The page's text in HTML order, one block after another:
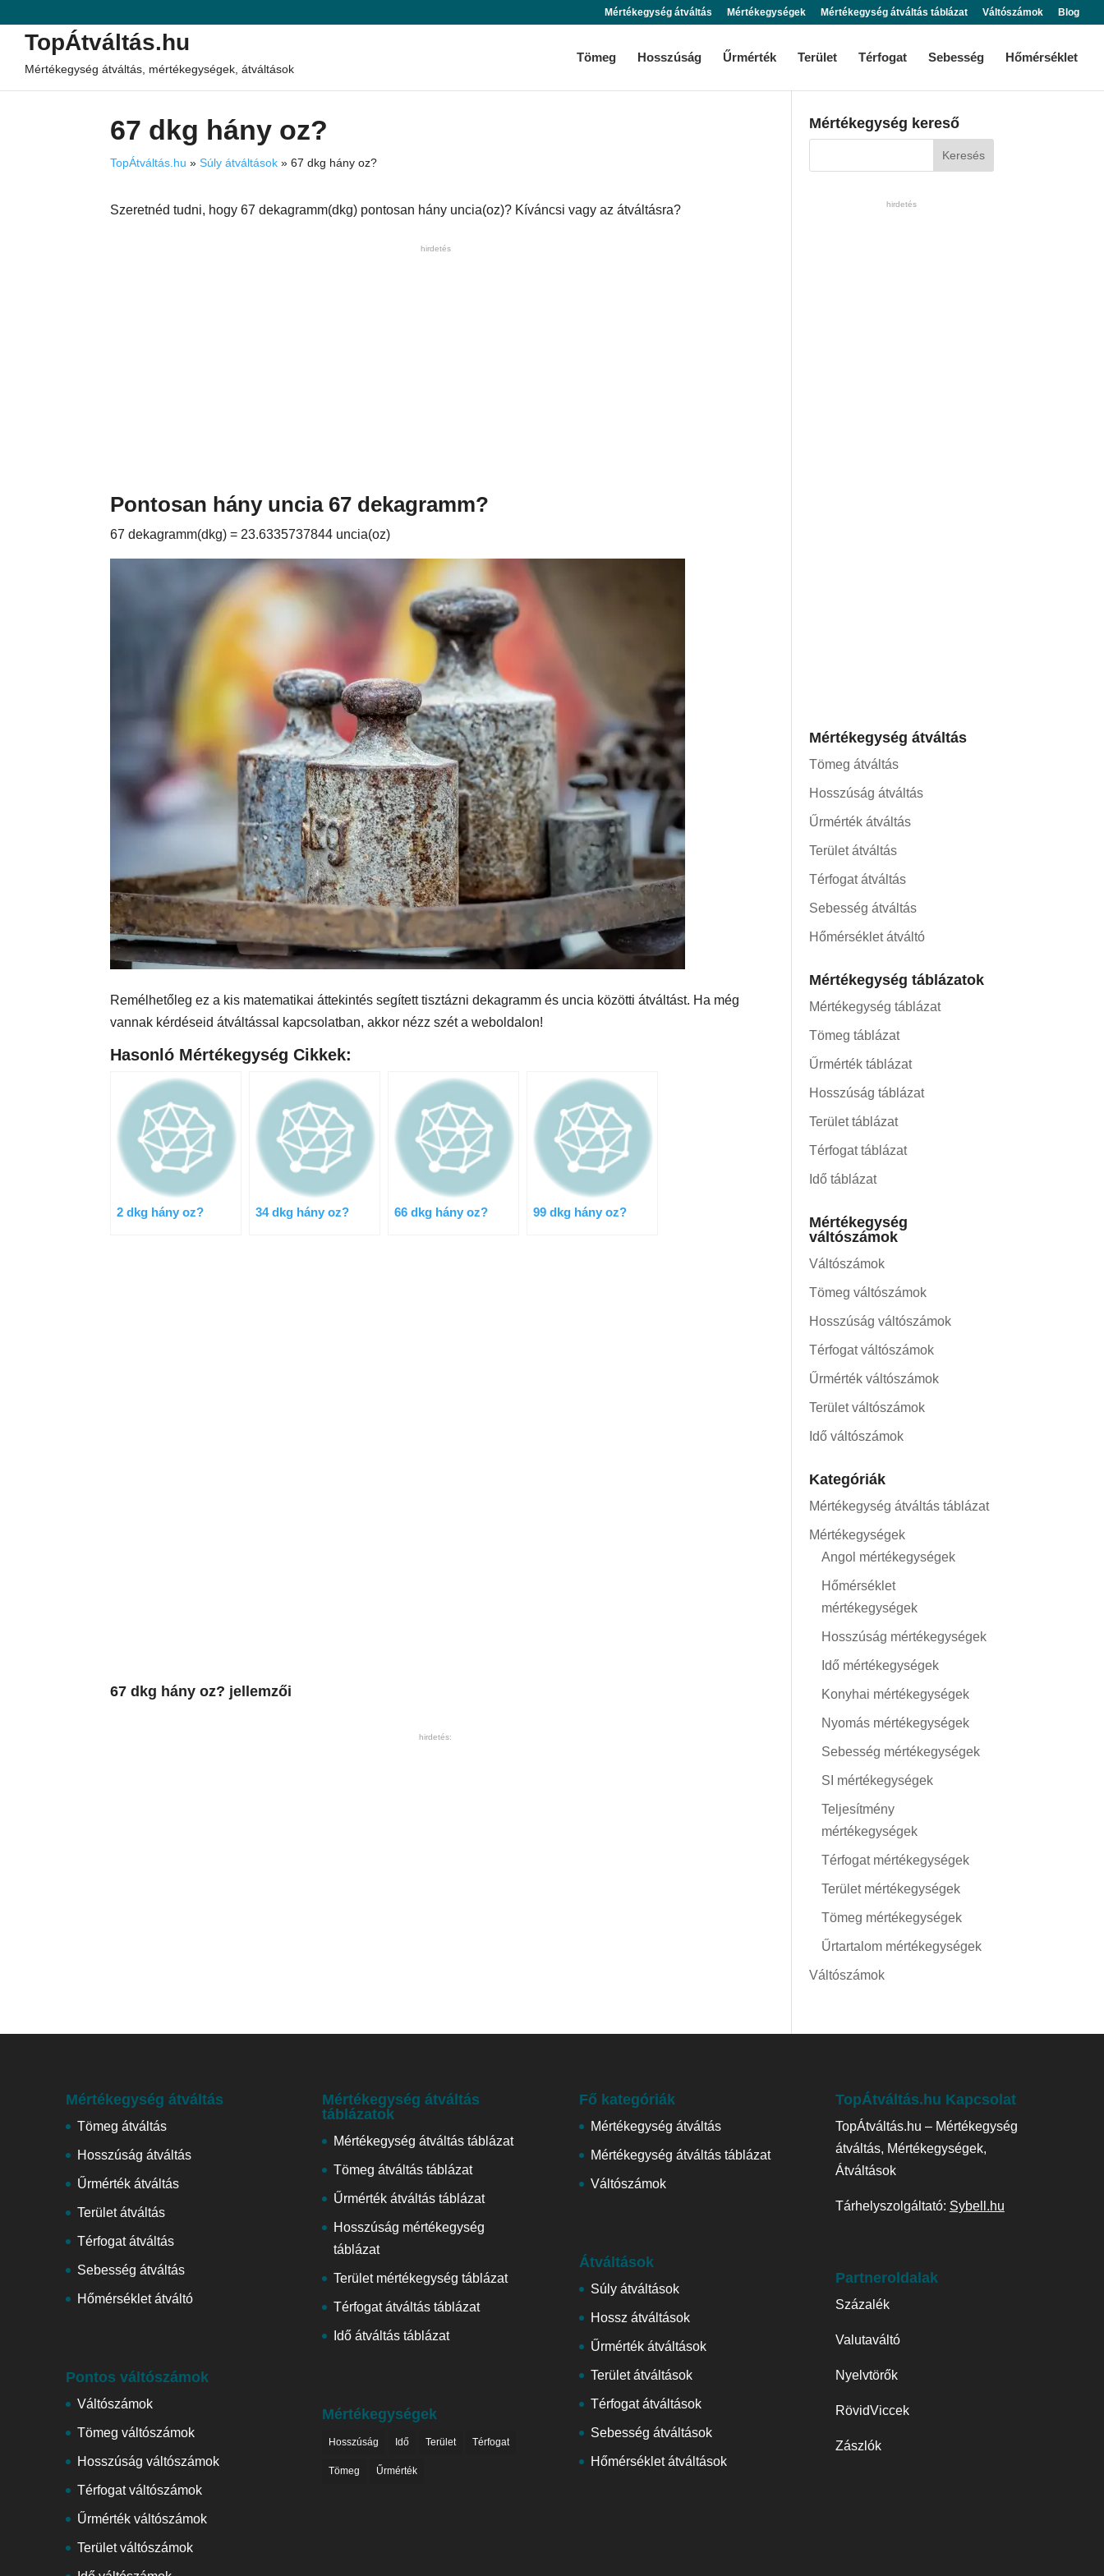
Mértékegység átváltás Mértékegységek Mértékegység átváltás táblázat Váltószámok Blog
TopÁtváltás.hu
Mértékegység átváltás, mértékegységek, átváltások
Tömeg Hosszúság Űrmérték Terület Térfogat Sebesség Hőmérséklet
67 dkg hány oz?
TopÁtváltás.hu »Súly átváltások »67 dkg hány oz?
Szeretnéd tudni, hogy 67 dekagramm(dkg) pontosan hány uncia(oz)? Kíváncsi vagy az átváltásra?
hirdetés
Pontosan hány uncia 67 dekagramm?
67 dekagramm(dkg) = 23.6335737844 uncia(oz)
Remélhetőleg ez a kis matematikai áttekintés segített tisztázni dekagramm és uncia közötti átváltást. Ha még
vannak kérdéseid átváltással kapcsolatban, akkor nézz szét a weboldalon!
Hasonló Mértékegység Cikkek:
2 dkg hány oz? 34 dkg hány oz? 66 dkg hány oz? 99 dkg hány oz?
67 dkg hány oz? jellemzői
hirdetés:
Mértékegység kereső
hirdetés
Mértékegység átváltás
Tömeg átváltás
Hosszúság átváltás
Űrmérték átváltás
Terület átváltás
Térfogat átváltás
Sebesség átváltás
Hőmérséklet átváltó
Mértékegység táblázatok
Mértékegység táblázat
Tömeg táblázat
Űrmérték táblázat
Hosszúság táblázat
Terület táblázat
Térfogat táblázat
Idő táblázat
Mértékegység
váltószámok
Váltószámok
Tömeg váltószámok
Hosszúság váltószámok
Térfogat váltószámok
Űrmérték váltószámok
Terület váltószámok
Idő váltószámok
Kategóriák
Mértékegység átváltás táblázat
Mértékegységek
Angol mértékegységek
Hőmérséklet
mértékegységek
Hosszúság mértékegységek
Idő mértékegységek
Konyhai mértékegységek
Nyomás mértékegységek
Sebesség mértékegységek
SI mértékegységek
Teljesítmény
mértékegységek
Térfogat mértékegységek
Terület mértékegységek
Tömeg mértékegységek
Űrtartalom mértékegységek
Váltószámok
Mértékegység átváltás
Tömeg átváltás
Hosszúság átváltás
Űrmérték átváltás
Terület átváltás
Térfogat átváltás
Sebesség átváltás
Hőmérséklet átváltó
Pontos váltószámok
Váltószámok
Tömeg váltószámok
Hosszúság váltószámok
Térfogat váltószámok
Űrmérték váltószámok
Terület váltószámok
Mértékegység átváltás
táblázatok
Mértékegység átváltás táblázat
Tömeg átváltás táblázat
Űrmérték átváltás táblázat
Hosszúság mértékegység
táblázat
Terület mértékegység táblázat
Térfogat átváltás táblázat
Idő átváltás táblázat
Mértékegységek
Hosszúság Idő Terület Térfogat
Tömeg Űrmérték
Fő kategóriák
Mértékegység átváltás
Mértékegység átváltás táblázat
Váltószámok
Átváltások
Súly átváltások
Hossz átváltások
Űrmérték átváltások
Terület átváltások
Térfogat átváltások
Sebesség átváltások
Hőmérséklet átváltások
TopÁtváltás.hu Kapcsolat
TopÁtváltás.hu – Mértékegység
átváltás, Mértékegységek,
Átváltások
Tárhelyszolgáltató: Sybell.hu
Partneroldalak
Százalék
Valutaváltó
Nyelvtörők
RövidViccek
Zászlók